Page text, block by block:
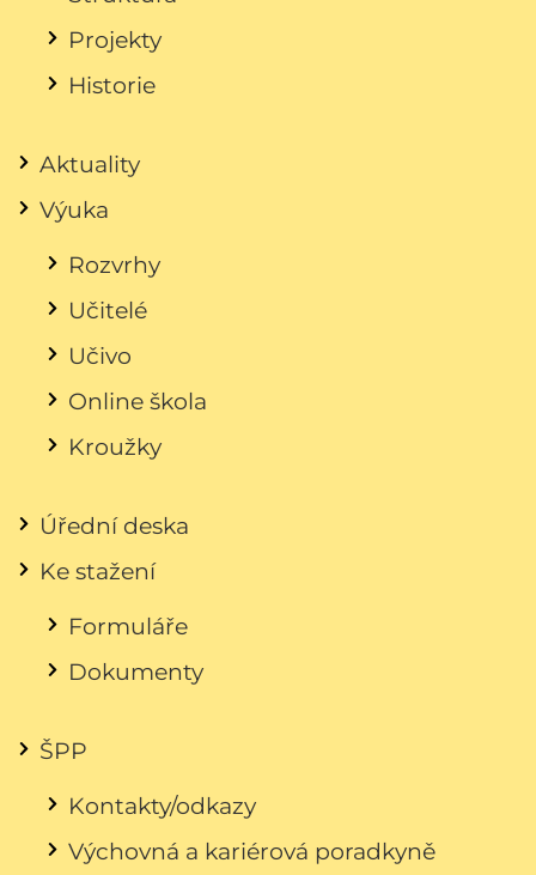
Projekty
Historie
Aktuality
Výuka
Rozvrhy
Učitelé
Učivo
Online škola
Kroužky
Úřední deska
Ke stažení
Formuláře
Dokumenty
ŠPP
Kontakty/odkazy
Výchovná a kariérová poradkyně